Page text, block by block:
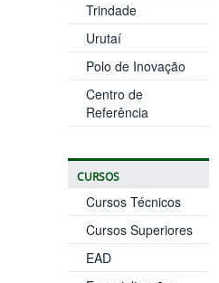
Trindade
Urutaí
Polo de Inovação
Centro de
Referência
CURSOS
Cursos Técnicos
Cursos Superiores
EAD